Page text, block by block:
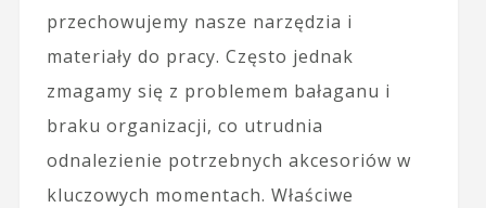
przechowujemy nasze narzędzia i
materiały do pracy. Często jednak
zmagamy się z problemem bałaganu i
braku organizacji, co utrudnia
odnalezienie potrzebnych akcesoriów w
kluczowych momentach. Właściwe